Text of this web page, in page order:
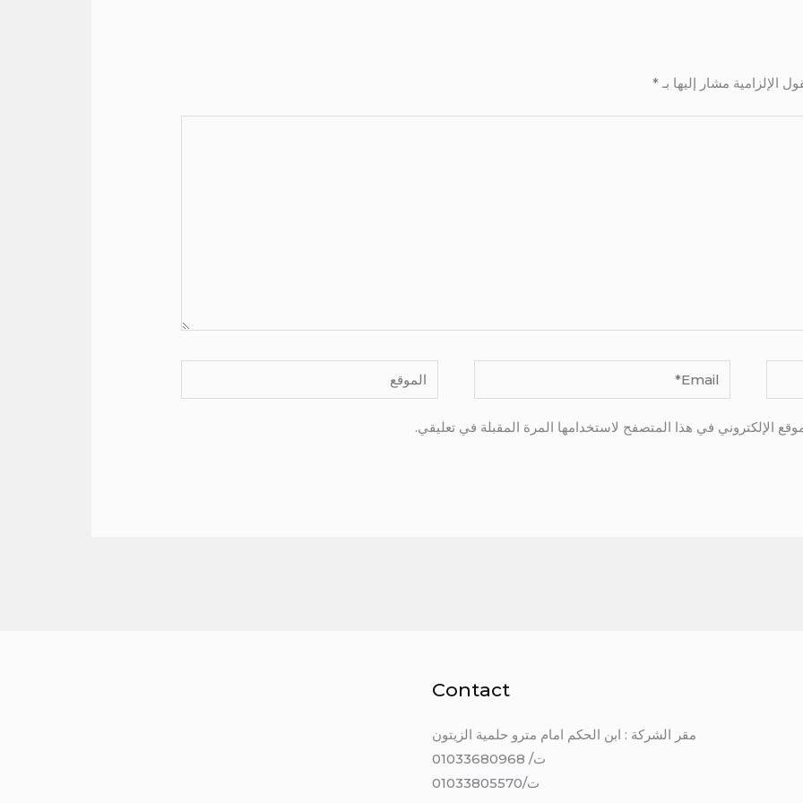
الإلزامية مشار إليها بـ*
Email* الموقع
الإلكتروني في هذا المتصفح لاستخدامها المرة المقبلة في تعليقي.
Contact
مقر الشركة : ابن الحكم امام مترو حلمية الزيتون
ت/ 01033680968
ت/01033805570